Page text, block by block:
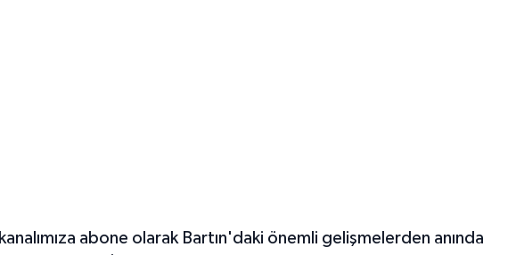
kanalımıza abone olarak Bartın'daki önemli gelişmelerden anında